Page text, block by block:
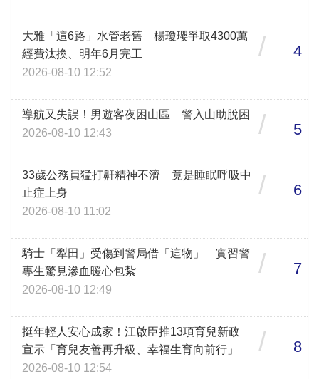
大雅「這6路」水管老舊 楊瓊瓔爭取4300萬
經費汰換、明年6月完工
2026-08-10 12:52
/ 4
導航又失誤！男遊客夜困山區 警入山助脫困
2026-08-10 12:43
/ 5
33歲公務員猛打鼾精神不濟 竟是睡眠呼吸中
止症上身
2026-08-10 11:02
/ 6
騎士「犁田」受傷到警局借「這物」 實習警
專生驚見滲血暖心包紮
2026-08-10 12:49
/ 7
挺年輕人安心成家！江啟臣推13項育兒新政
宣示「育兒友善再升級、幸福生育向前行」
2026-08-10 12:54
/ 8